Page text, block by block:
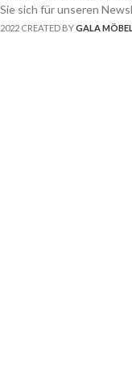
Sie sich für unseren
2022 CREATED BYGALA MÖBEL